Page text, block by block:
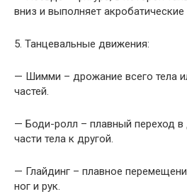
вниз и выполняет
5. Танцевальные движения:
— Шимми – дрожание всего тела
частей.
— Боди-ролл – плавный переход
части тела к другой.
— Глайдинг – плавное
ног и рук.